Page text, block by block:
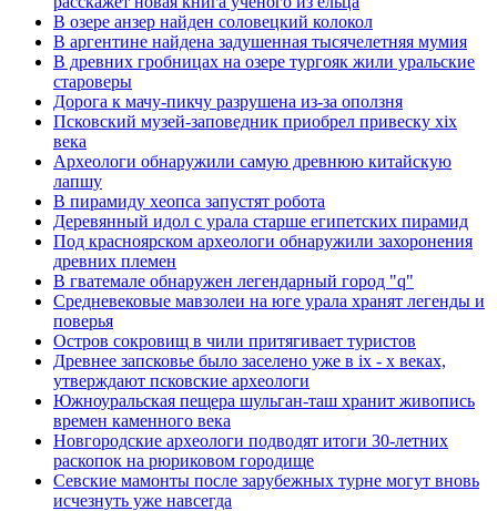
В озере анзер найден соловецкий колокол
В аргентине найдена задушенная тысячелетняя мумия
В древних гробницах на озере тургояк жили уральские
староверы
Дорога к мачу-пикчу разрушена из-за оползня
Псковский музей-заповедник приобрел привеску xix
века
Археологи обнаружили самую древнюю китайскую
лапшу
В пирамиду хеопса запустят робота
Деревянный идол с урала старше египетских пирамид
Под красноярском археологи обнаружили захоронения
древних племен
В гватемале обнаружен легендарный город "q"
Средневековые мавзолеи на юге урала хранят легенды и
поверья
Остров сокровищ в чили притягивает туристов
Древнее запсковье было заселено уже в ix - x веках,
утверждают псковские археологи
Южноуральская пещера шульган-таш хранит живопись
времен каменного века
Новгородские археологи подводят итоги 30-летних
раскопок на рюриковом городище
Севские мамонты после зарубежных турне могут вновь
исчезнуть уже навсегда